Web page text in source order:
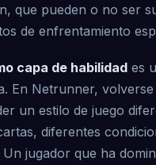
que pueden o no ser
de enfrentamiento
capa de habilidad es
En Netrunner,
un estilo de juego
diferentes
jugador que ha